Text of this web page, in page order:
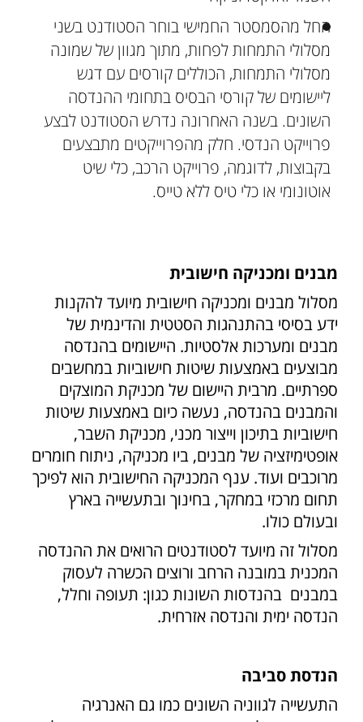
החל מהסמסטר החמישי בוחר הסטודנט בשני
מסלולי התמחות לפחות, מתוך מגוון של שמונה
מסלולי התמחות, הכוללים קורסים עם דגש
ליישומים של קורסי הבסיס בתחומי ההנדסה
השונים. בשנה האחרונה נדרש הסטודנט לבצע
פרוייקט הנדסי. חלק מהפרוייקטים מתבצעים
בקבוצות, לדוגמה, פרוייקט הרכב, כלי שיט
אוטונומי או כלי טיס ללא טייס.
מבנים ומכניקה חישובית
מסלול מבנים ומכניקה חישובית מיועד להקנות
ידע בסיסי בהתנהגות הסטטית והדינמית של
מבנים ומערכות אלסטיות. היישומים בהנדסה
מבוצעים באמצעות שיטות חישוביות במחשבים
ספרתיים. מרבית היישום של מכניקת המוצקים
והמבנים בהנדסה, נעשה כיום באמצעות שיטות
חישוביות בתיכון וייצור מכני, מכניקת השבר,
אופטימיזציה של מבנים, ביו מכניקה, ניתוח חומרים
מרוכבים ועוד. ענף המכניקה החישובית הוא לפיכך
תחום מרכזי במחקר, בחינוך ובתעשייה בארץ
ובעולם כולו.
מסלול זה מיועד לסטודנטים הרואים את ההנדסה
המכנית במובנה הרחב ורוצים הכשרה לעסוק
במבנים בהנדסות השונות כגון: תעופה וחלל,
הנדסה ימית והנדסה אזרחית.
הנדסת סביבה
התעשייה לגווניה השונים כמו גם האנרגיה